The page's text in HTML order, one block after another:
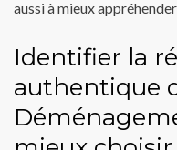
aussi à mieux
Identifier la
authentique